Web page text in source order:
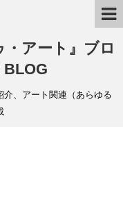
・アート』ブロ
介、アート関連（あらゆる